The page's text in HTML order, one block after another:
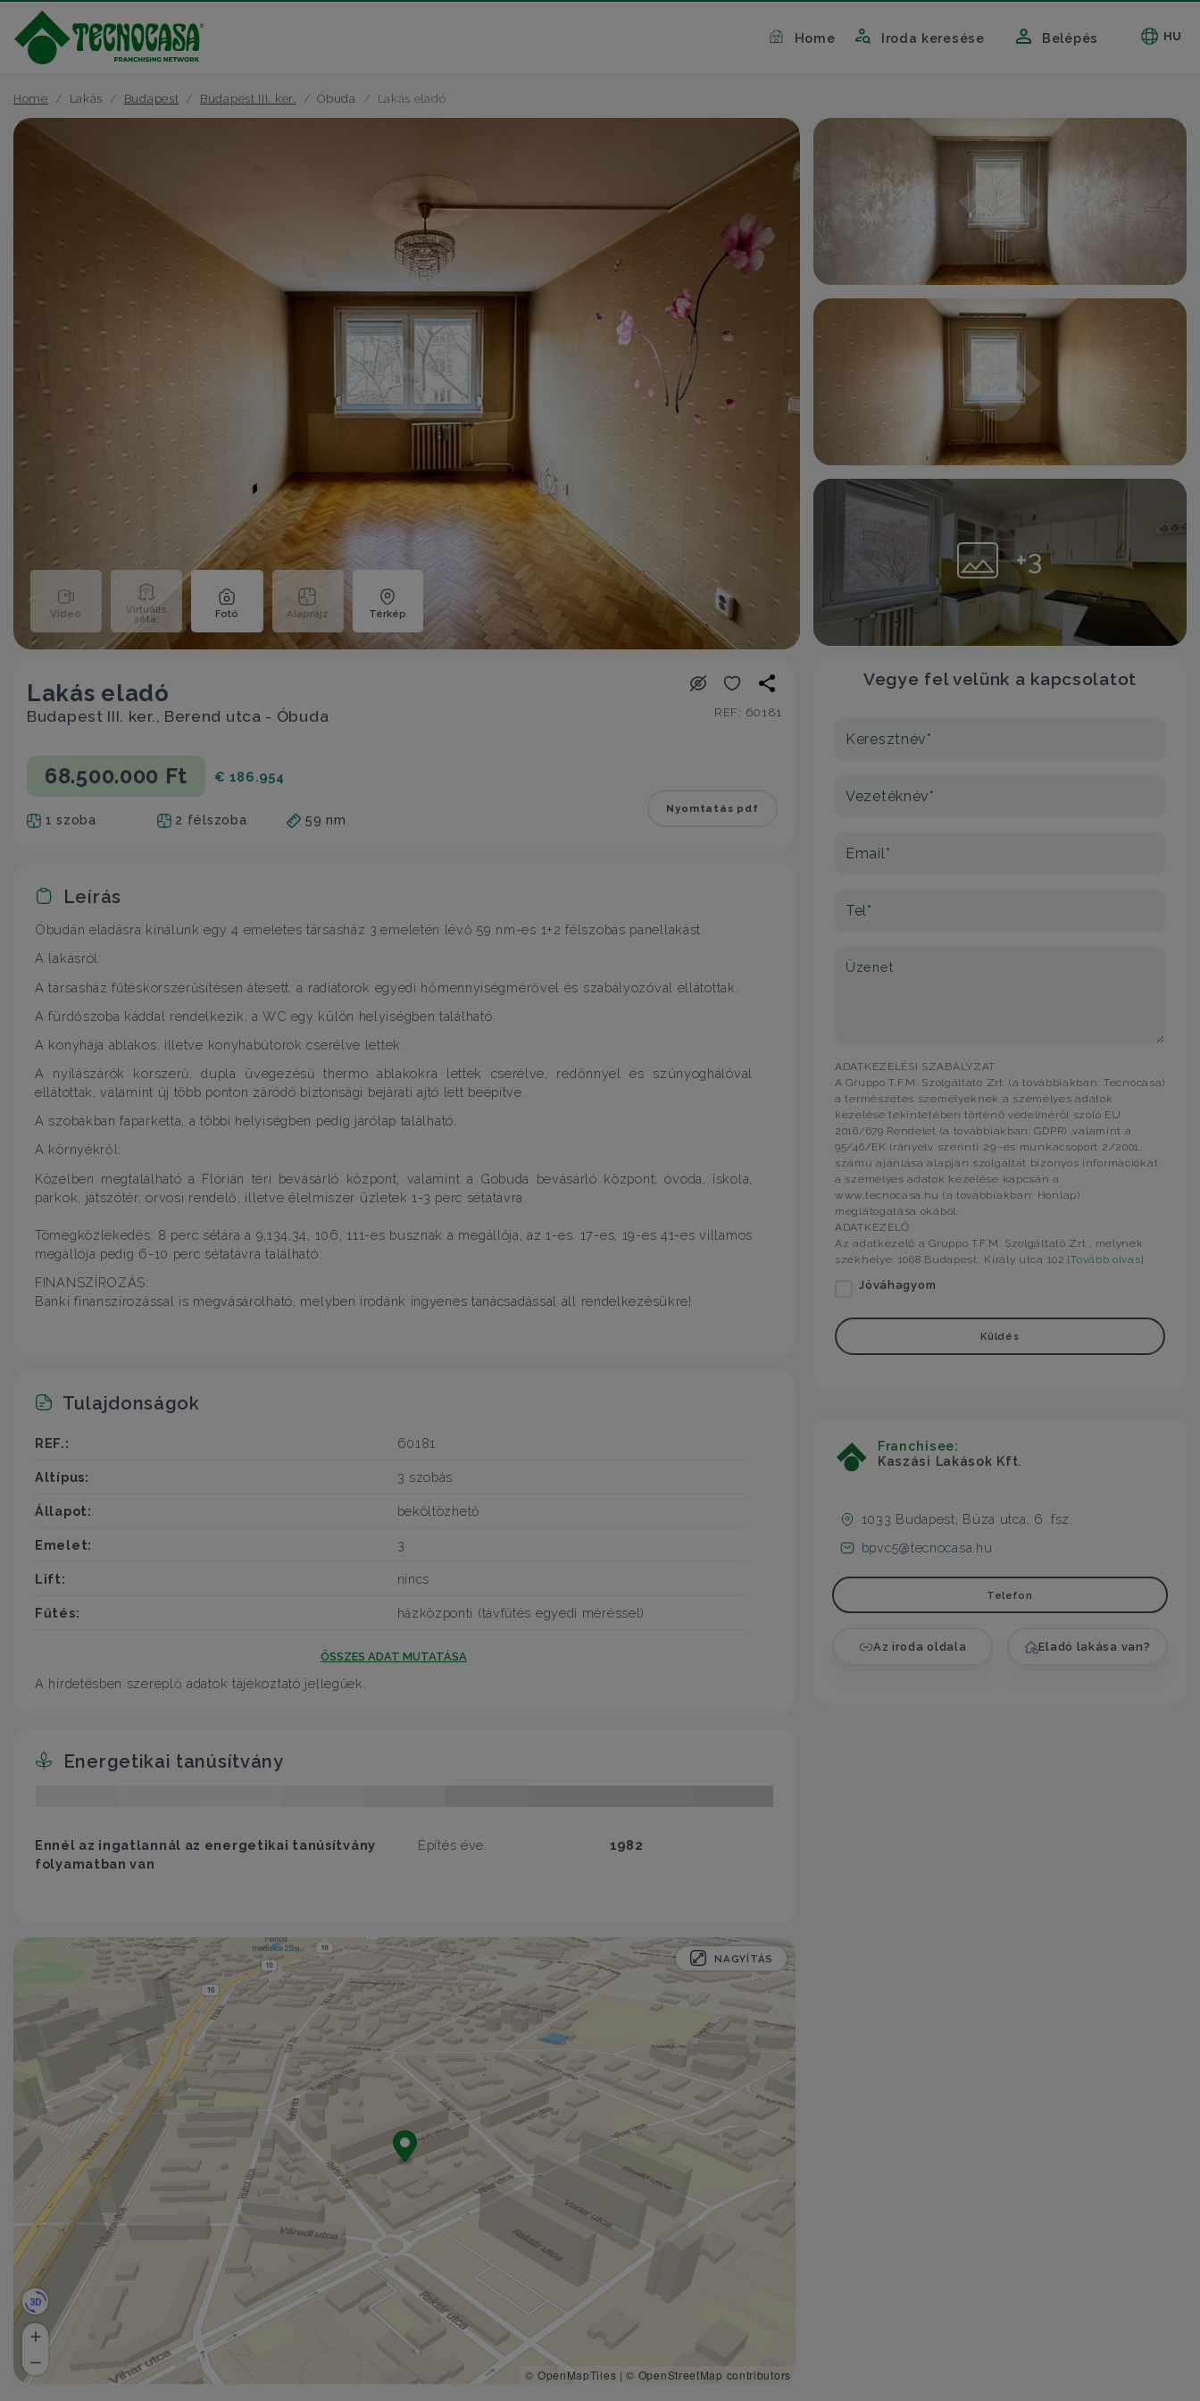
Home Iroda keresése Belépés HU
Home Lakás Budapest Budapest III. ker. Óbuda Lakás eladó
Videó Virtuális
séta; Fotó Alaprajz Térkép
+3
Lakás eladó
Budapest III. ker., Berend utca - Óbuda REF: 60181
68.500.000 Ft € 186.954
1 szoba 2 félszoba 59 nm
Nyomtatás pdf
Leírás
Óbudán eladásra kínálunk egy 4 emeletes társasház 3.emeletén lévő 59 nm-es 1+2 félszobás panellakást.
A lakásról:
A társasház fűtéskorszerűsítésen átesett: a radiátorok egyedi hőmennyiségmérővel és szabályozóval ellátottak.
A fürdőszoba káddal rendelkezik, a WC egy külön helyiségben található.
A konyhája ablakos, illetve konyhabútorok cserélve lettek.
A nyílászárók korszerű, dupla üvegezésű thermo ablakokra lettek cserélve, redőnnyel és szúnyoghálóval
ellátottak, valamint új több ponton záródó biztonsági bejárati ajtó lett beépítve.
A szobákban faparketta, a többi helyiségben pedig járólap található.
A környékről:
Közelben megtalálható a Flórián téri bevásárló központ, valamint a Gobuda bevásárló központ, óvoda, iskola,
parkok, játszótér, orvosi rendelő, illetve élelmiszer üzletek 1-3 perc sétatávra.
Tömegközlekedés: 8 perc sétára a 9,134,34, 106, 111-es busznak a megállója, az 1-es. 17-es, 19-es 41-es villamos
megállója pedig 6-10 perc sétatávra található.
FINANSZÍROZÁS:
Banki finanszírozással is megvásárolható, melyben irodánk ingyenes tanácsadással áll rendelkezésükre!
Tulajdonságok
REF.: 60181
Altípus: 3 szobás
Állapot: beköltözhető
Emelet: 3
Lift: nincs
Fűtés: házközponti (távfűtés egyedi méréssel)
ÖSSZES ADAT MUTATÁSA
A hirdetésben szereplő adatok tájékoztató jellegűek.
Energetikai tanúsítvány
Ennél az ingatlannál az energetikai tanúsítvány
folyamatban van
Építés éve: 1982
NAGYÍTÁS
© OpenMapTiles |© OpenStreetMap contributors
Vegye fel velünk a kapcsolatot
Keresztnév*
Vezetéknév*
Email*
Tel*
Üzenet
ADATKEZELÉSI SZABÁLYZAT
A Gruppo T.F.M. Szolgáltató Zrt. (a továbbiakban: Tecnocasa)
a természetes személyeknek a személyes adatok
kezelése tekintetében történő védelméről szóló EU
2016/679 Rendelet (a továbbiakban: GDPR) ,valamint a
95/46/EK irányelv szerinti 29.-es munkacsoport 2/2001.
számú ajánlása alapján szolgáltat bizonyos információkat
a személyes adatok kezelése kapcsán a
www.tecnocasa.hu (a továbbiakban: Honlap)
meglátogatása okából.
ADATKEZELŐ
Az adatkezelő a Gruppo T.F.M. Szolgáltató Zrt., melynek
székhelye: 1068 Budapest, Király utca 102.[Tovább olvas]
Jóváhagyom
Küldés
Franchisee:
Kaszási Lakások Kft.
1033 Budapest, Búza utca, 6. fsz.
bpvc5@tecnocasa.hu
Telefon
Az iroda oldala Eladó lakása van?